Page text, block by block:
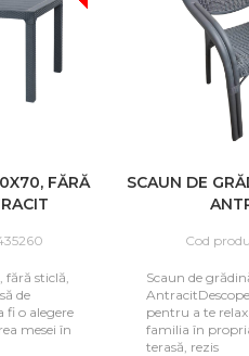
FĂRĂ
fără sticlă,
de
fi o alegere
mesei în
SCAUN DE
Cod
Scaun de
pentru a te
familia în
terasă, rezis